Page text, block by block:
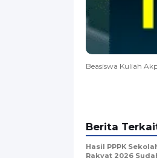
Beasiswa Kuliah
Berita
Hasil PPPK
Rakyat 2026